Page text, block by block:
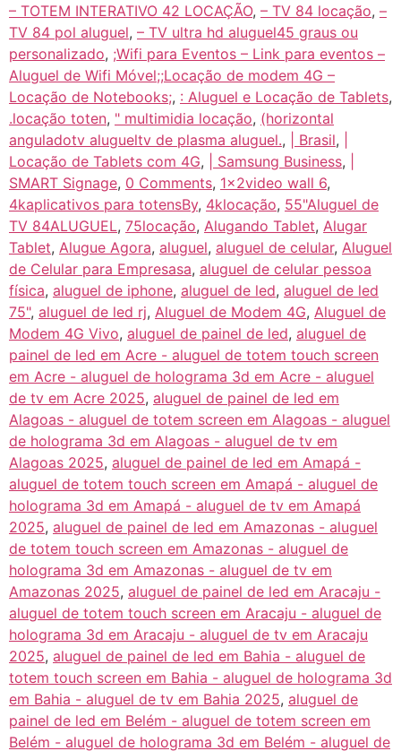
– TOTEM INTERATIVO 42 LOCAÇÃO, – TV 84 locação, –
TV 84 pol aluguel, – TV ultra hd aluguel45 graus ou
personalizado, ;Wifi para Eventos – Link para eventos –
Aluguel de Wifi Móvel;;Locação de modem 4G –
Locação de Notebooks;, : Aluguel e Locação de Tablets,
.locação toten, " multimidia locação, (horizontal
anguladotv alugueltv de plasma aluguel., | Brasil,
Locação de Tablets com 4G, | Samsung Business,
SMART Signage, 0 Comments, 1x2video wall 6,
4kaplicativos para totensBy, 4klocação, 55"Aluguel de
TV 84ALUGUEL, 75locação, Alugando Tablet, Alugar
Tablet, Alugue Agora, aluguel, aluguel de celular, Aluguel
de Celular para Empresasa, aluguel de celular pessoa
física, aluguel de iphone, aluguel de led, aluguel de led
75", aluguel de led rj, Aluguel de Modem 4G, Aluguel de
Modem 4G Vivo, aluguel de painel de led, aluguel de
painel de led em Acre - aluguel de totem touch screen
em Acre - aluguel de holograma 3d em Acre - aluguel
de tv em Acre 2025, aluguel de painel de led em
Alagoas - aluguel de totem screen em Alagoas - aluguel
de holograma 3d em Alagoas - aluguel de tv em
Alagoas 2025, aluguel de painel de led em Amapá -
aluguel de totem touch screen em Amapá - aluguel de
holograma 3d em Amapá - aluguel de tv em Amapá
2025, aluguel de painel de led em Amazonas - aluguel
de totem touch screen em Amazonas - aluguel de
holograma 3d em Amazonas - aluguel de tv em
Amazonas 2025, aluguel de painel de led em Aracaju -
aluguel de totem touch screen em Aracaju - aluguel de
holograma 3d em Aracaju - aluguel de tv em Aracaju
2025, aluguel de painel de led em Bahia - aluguel de
totem touch screen em Bahia - aluguel de holograma 3d
em Bahia - aluguel de tv em Bahia 2025, aluguel de
painel de led em Belém - aluguel de totem screen em
Belém - aluguel de holograma 3d em Belém - aluguel de